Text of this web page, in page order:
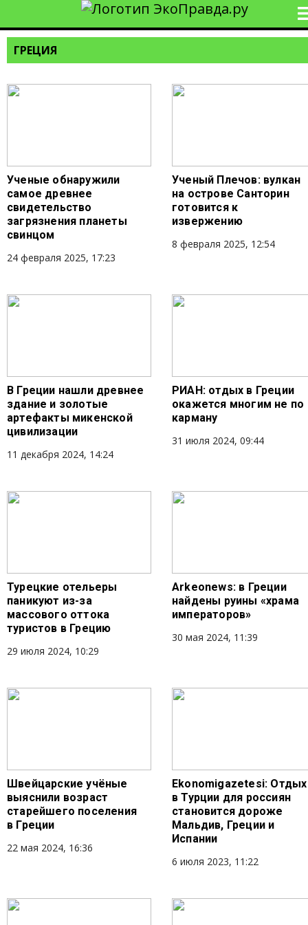
ГРЕЦИЯ
Ученые обнаружили
самое древнее
свидетельство
загрязнения планеты
свинцом
24 февраля 2025, 17:23
Ученый Плечов: вулкан
на острове Санторин
готовится к
извержению
8 февраля 2025, 12:54
В Греции нашли древнее
здание и золотые
артефакты микенской
цивилизации
11 декабря 2024, 14:24
РИАН: отдых в Греции
окажется многим не по
карману
31 июля 2024, 09:44
Турецкие отельеры
паникуют из-за
массового оттока
туристов в Грецию
29 июля 2024, 10:29
Arkeonews: в Греции
найдены руины «храма
императоров»
30 мая 2024, 11:39
Швейцарские учёные
выяснили возраст
старейшего поселения
в Греции
22 мая 2024, 16:36
Ekonomigazetesi: Отдых
в Турции для россиян
становится дороже
Мальдив, Греции и
Испании
6 июля 2023, 11:22